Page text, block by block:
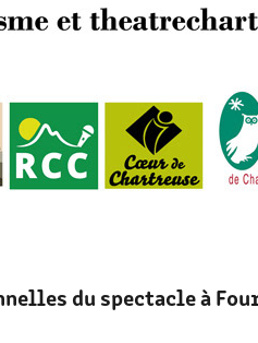
du spectacle à